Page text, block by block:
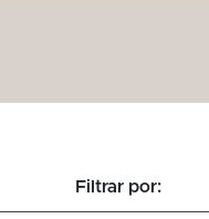
Filtrar por: